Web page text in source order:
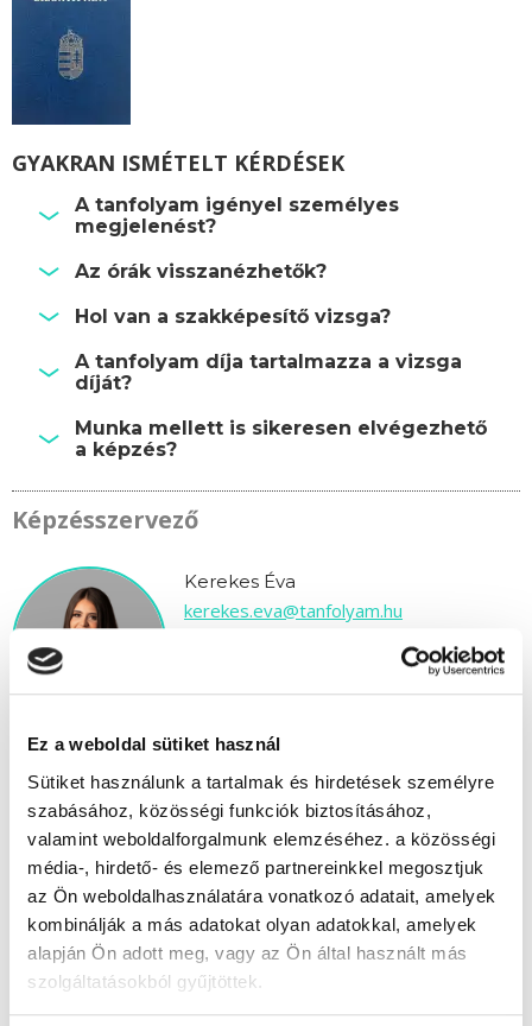
Ez a weboldal sütiket használ
Sütiket használunk a tartalmak és hirdetések személyre
szabásához, közösségi funkciók biztosításához,
valamint weboldalforgalmunk elemzéséhez. a közösségi
média-, hirdető- és elemező partnereinkkel megosztjuk
az Ön weboldalhasználatára vonatkozó adatait, amelyek
kombinálják a más adatokat olyan adatokkal, amelyek
alapján Ön adott meg, vagy az Ön által használt más
szolgáltatásokból gyűjtöttek.
GYAKRAN ISMÉTELT KÉRDÉSEK
A tanfolyam igényel személyes
megjelenést?
Az órák visszanézhetők?
Hol van a szakképesítő vizsga?
A tanfolyam díja tartalmazza a vizsga
díját?
Munka mellett is sikeresen elvégezhető
a képzés?
Képzésszervező
Kerekes Éva
kerekes.eva@tanfolyam.hu
" B " csoport
Időtartam:5-6 hónap
Indulás időpontja:2026-09-25
Képzés ára:
egyösszegű befizetés esetén + minden
hallgatónk részére ajándék Esküvőszervező
tanfolyam 49.990 Ft értékben!